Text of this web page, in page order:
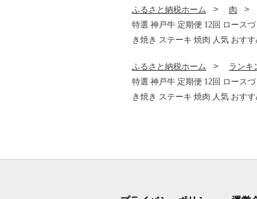
ふるさと納税ホーム 肉
特選 神戸牛 定期便 12回 ロース
き焼き ステーキ 焼肉 人気 おす
ふるさと納税ホーム ランキ
特選 神戸牛 定期便 12回 ロース
き焼き ステーキ 焼肉 人気 おす